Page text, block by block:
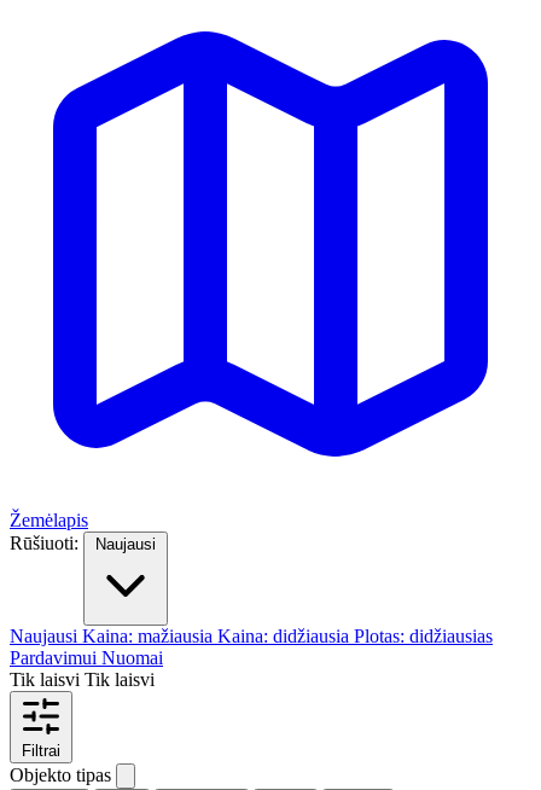
Žemėlapis
Rūšiuoti:
Naujausi
Naujausi Kaina: mažiausia Kaina: didžiausia Plotas: didžiausias
Pardavimui Nuomai
Tik laisvi Tik laisvi
Filtrai
Objekto tipas